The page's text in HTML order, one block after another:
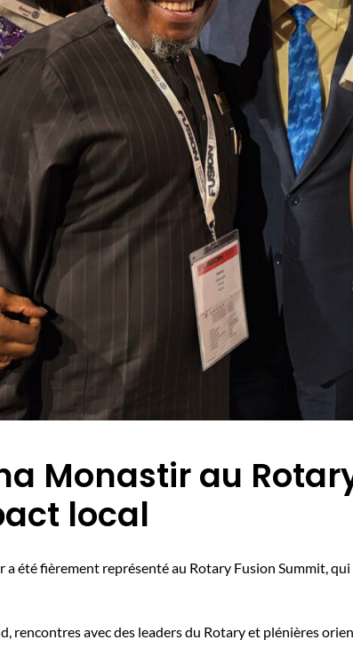
Monastir au
local
été fièrement représenté au Rotary Fusion Summit,
rencontres avec des leaders du Rotary et plénières